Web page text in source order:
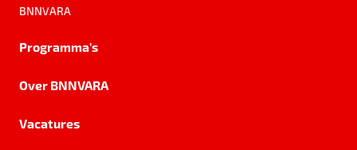
BNNVARA
Programma's
Over BNNVARA
Vacatures